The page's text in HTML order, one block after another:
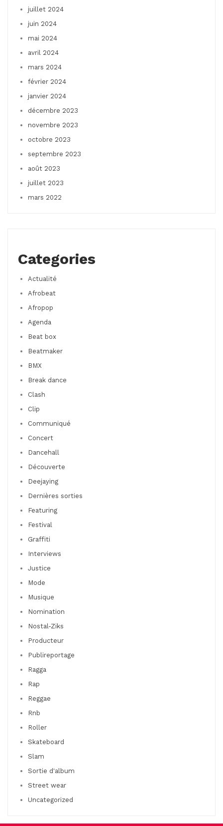
juillet 2024
juin 2024
mai 2024
avril 2024
mars 2024
février 2024
janvier 2024
décembre 2023
novembre 2023
octobre 2023
septembre 2023
août 2023
juillet 2023
mars 2022
Categories
Actualité
Afrobeat
Afropop
Agenda
Beat box
Beatmaker
BMX
Break dance
Clash
Clip
Communiqué
Concert
Dancehall
Découverte
Deejaying
Dernières sorties
Featuring
Festival
Graffiti
Interviews
Justice
Mode
Musique
Nomination
Nostal-Ziks
Producteur
Publireportage
Ragga
Rap
Reggae
Rnb
Roller
Skateboard
Slam
Sortie d'album
Street wear
Uncategorized